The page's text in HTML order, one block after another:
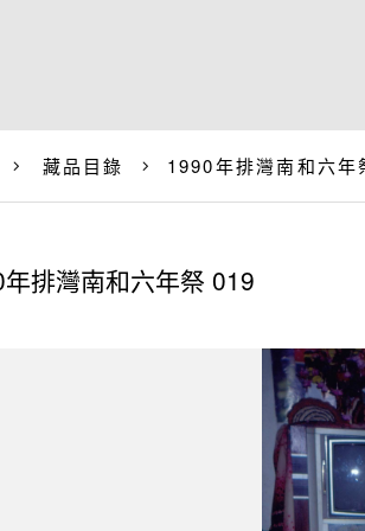
藏品目錄 1990年排灣南和六
排灣南和六年祭 019